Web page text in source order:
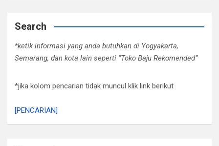
Search
*ketik informasi yang anda butuhkan di Yogyakarta,
Semarang, dan kota lain seperti “Toko Baju Rekomended”
*jika kolom pencarian tidak muncul klik link berikut
[PENCARIAN]